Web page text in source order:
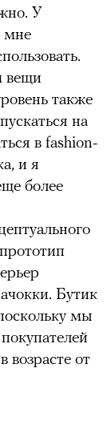
У
мне
вещи
также
на
в fashion-
и я
более
Бутик
мы
возрасте от